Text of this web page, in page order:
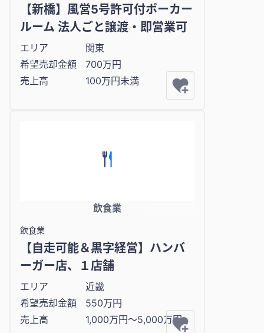
【新橋】風営5号許可付ポーカー
ルーム 法人ごと譲渡・即営業可
エリア
関東
希望売却金額
700万円
売上高
100万円未満
飲食業
飲食業
【自走可能＆黒字経営】ハンバ
ーガー店、１店舗
エリア
近畿
希望売却金額
550万円
売上高
1,000万円〜5,000万円